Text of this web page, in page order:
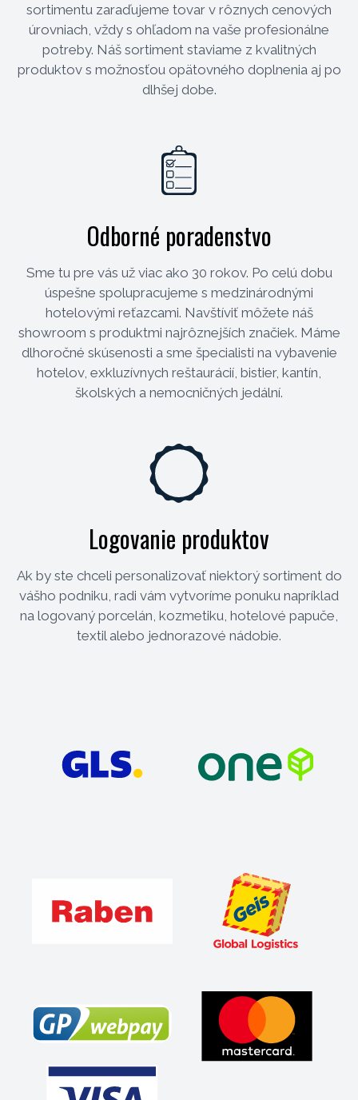
sortimentu zaraďujeme tovar v rôznych cenových
úrovniach, vždy s ohľadom na vaše profesionálne
potreby. Náš sortiment staviame z kvalitných
produktov s možnosťou opätovného doplnenia aj po
dlhšej dobe.
Odborné poradenstvo
Sme tu pre vás už viac ako 30 rokov. Po celú dobu
úspešne spolupracujeme s medzinárodnými
hotelovými reťazcami. Navštíviť môžete náš
showroom s produktmi najrôznejších značiek. Máme
dlhoročné skúsenosti a sme špecialisti na vybavenie
hotelov, exkluzívnych reštaurácií, bistier, kantín,
školských a nemocničných jedální.
Logovanie produktov
Ak by ste chceli personalizovať niektorý sortiment do
vášho podniku, radi vám vytvoríme ponuku napríklad
na logovaný porcelán, kozmetiku, hotelové papuče,
textil alebo jednorazové nádobie.